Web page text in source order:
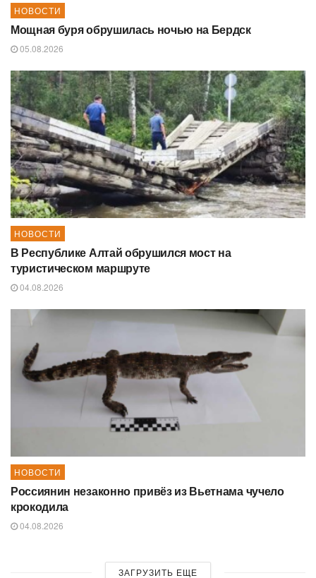
НОВОСТИ
Мощная буря обрушилась ночью на Бердск
05.08.2026
НОВОСТИ
В Республике Алтай обрушился мост на
туристическом маршруте
04.08.2026
НОВОСТИ
Россиянин незаконно привёз из Вьетнама чучело
крокодила
04.08.2026
ЗАГРУЗИТЬ ЕЩЕ